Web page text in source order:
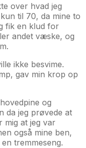
over hvad jeg
til 70, da mine to
fik en klud for
andet væske, og
ikke besvime.
gav min krop op
og
da jeg prøvede at
mig at jeg var
også mine ben,
tremmeseng.